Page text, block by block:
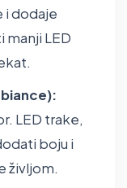
i dodaje
manji LED
LED trake,
boju i
življom.